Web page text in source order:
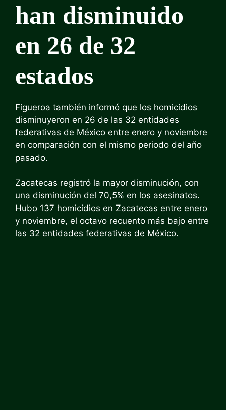
han disminuido
en 26 de 32
estados
Figueroa también informó que los homicidios
disminuyeron en 26 de las 32 entidades
federativas de México entre enero y noviembre
en comparación con el mismo periodo del año
pasado.
Zacatecas registró la mayor disminución, con
una disminución del 70,5% en los asesinatos.
Hubo 137 homicidios en Zacatecas entre enero
y noviembre, el octavo recuento más bajo entre
las 32 entidades federativas de México.